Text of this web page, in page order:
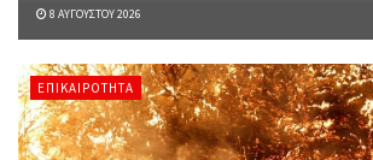
8 ΑΥΓΟΎΣΤΟΥ 2026
ΕΠΙΚΑΙΡΌΤΗΤΑ